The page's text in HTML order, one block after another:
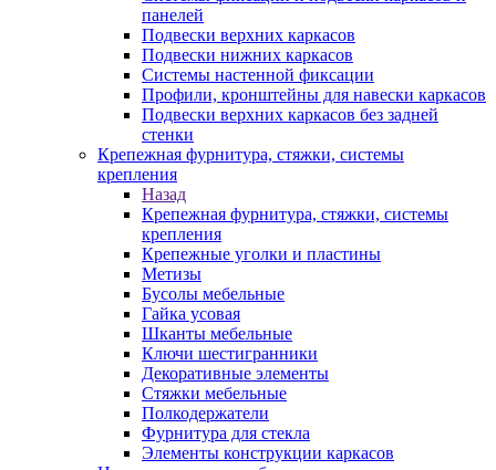
панелей
Подвески верхних каркасов
Подвески нижних каркасов
Системы настенной фиксации
Профили, кронштейны для навески каркасов
Подвески верхних каркасов без задней
стенки
Крепежная фурнитура, стяжки, системы
крепления
Назад
Крепежная фурнитура, стяжки, системы
крепления
Крепежные уголки и пластины
Метизы
Бусолы мебельные
Гайка усовая
Шканты мебельные
Ключи шестигранники
Декоративные элементы
Стяжки мебельные
Полкодержатели
Фурнитура для стекла
Элементы конструкции каркасов